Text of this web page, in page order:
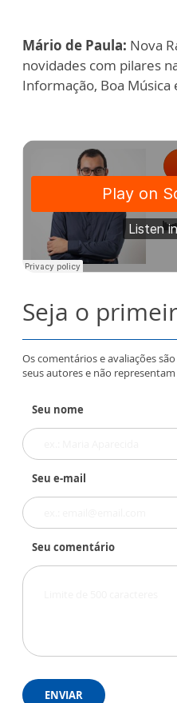
Mário de Paula: Nova
novidades com pilares
Informação, Boa Música
Seja o
Os comentários e avaliações
seus autores e não
Seu nome
Seu e-mail
Seu comentário
ENVIAR